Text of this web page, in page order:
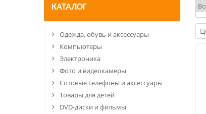
КАТАЛОГ
Одежда, обувь и аксессуары
Компьютеры
Электроника
Фото и видеокамеры
Сотовые телефоны и аксессуары
Товары для детей
DVD-диски и фильмы